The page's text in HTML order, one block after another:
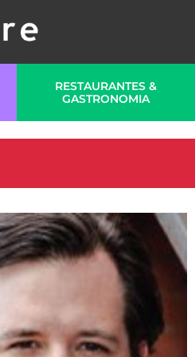
RESTAURANTES &
GASTRONOMIA